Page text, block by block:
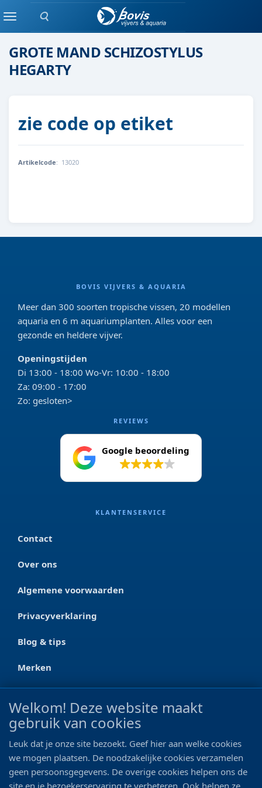
Zoeken
Menumoeras/waterplanten
GROTE MAND SCHIZOSTYLUS
HEGARTY
zie code op etiket
Artikelcode: 13020
BOVIS VIJVERS & AQUARIA
Meer dan 300 soorten tropische vissen, 20 modellen
aquaria en 6 m aquariumplanten. Alles voor een
gezonde en heldere vijver.
Openingstijden
Di 13:00 - 18:00 Wo-Vr: 10:00 - 18:00
Za: 09:00 - 17:00
Zo: gesloten>
REVIEWS
Google beoordeling
KLANTENSERVICE
Contact
Over ons
Algemene voorwaarden
Privacyverklaring
Blog & tips
Merken
CONTACT
Ootmarsumseweg 125a
0546 - 622 990
06 - 11 19 81 42
Welkom! Deze website maakt
gebruik van cookies
Leuk dat je onze site bezoekt. Geef hier aan welke cookies
we mogen plaatsen. De noodzakelijke cookies verzamelen
geen persoonsgegevens. De overige cookies helpen ons de
site en je bezoekerservaring te verbeteren. Ook helpen ze